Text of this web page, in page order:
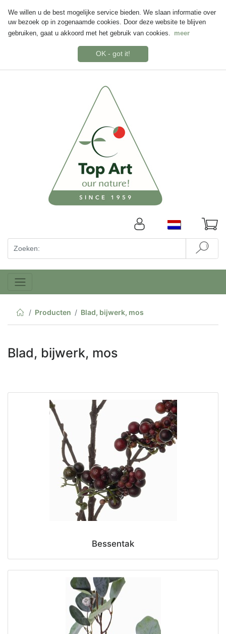
We willen u de best mogelijke service bieden. We slaan informatie over
uw bezoek op in zogenaamde cookies. Door deze website te blijven
gebruiken, gaat u akkoord met het gebruik van cookies.
meer
OK - got it!
Producten Blad, bijwerk, mos
Blad, bijwerk, mos
Bessentak